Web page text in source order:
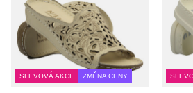
SLEVOVÁ AKCE ZMĚNA CENY